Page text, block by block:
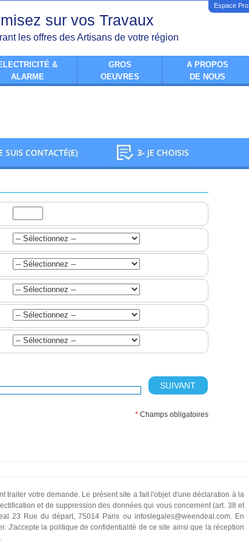
Espace Pro
sur vos Travaux
les offres des Artisans de votre région
&
ALARME
GROS
OEUVRES
A PROPOS
DE NOUS
SUIVANT
* Champs obligatoires
traiter votre demande. Le présent site a fait l'objet d'une déclaration à la
et de suppression des données qui vous concernent (art. 38 et
23 Rue du départ, 75014 Paris ou infoslegales@weendeal.com. En
J'accepte la politique de confidentialité de ce site ainsi que la réception